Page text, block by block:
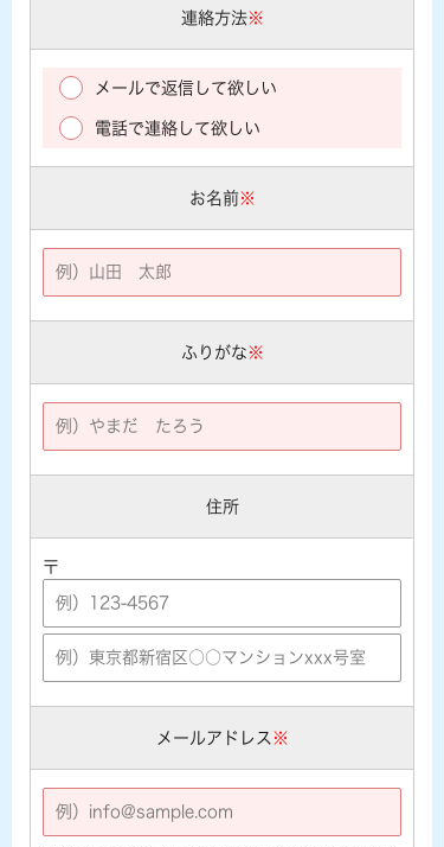
連絡方法※
メールで返信して欲しい
電話で連絡して欲しい
お名前※
ふりがな ※
住所
〒
メールアドレス ※